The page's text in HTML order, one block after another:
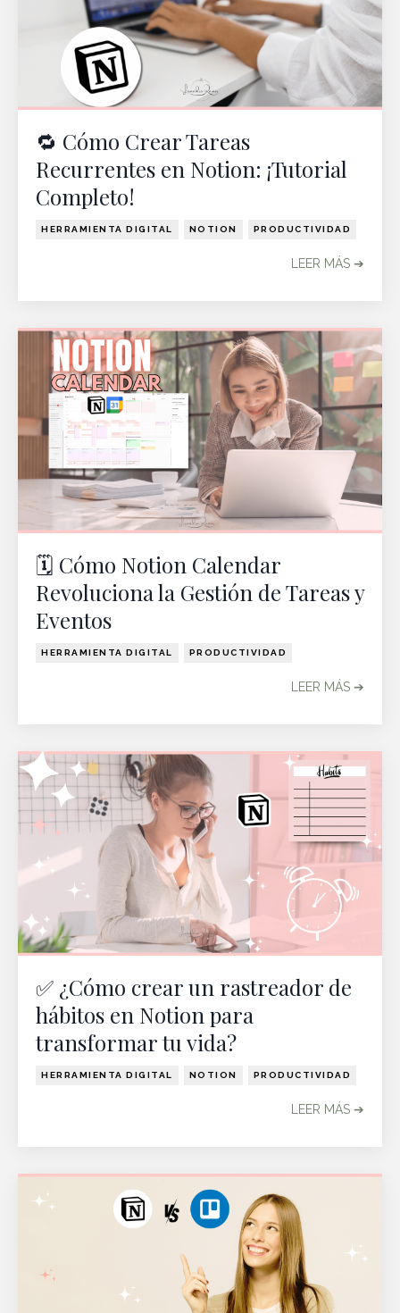
🔁 Cómo Crear Tareas
Recurrentes en Notion: ¡Tutorial
Completo!
HERRAMIENTA DIGITAL NOTION PRODUCTIVIDAD
LEER MÁS ➔
🗓️ Cómo Notion Calendar
Revoluciona la Gestión de Tareas y
Eventos
HERRAMIENTA DIGITAL PRODUCTIVIDAD
LEER MÁS ➔
✅ ¿Cómo crear un rastreador de
hábitos en Notion para
transformar tu vida?
HERRAMIENTA DIGITAL NOTION PRODUCTIVIDAD
LEER MÁS ➔